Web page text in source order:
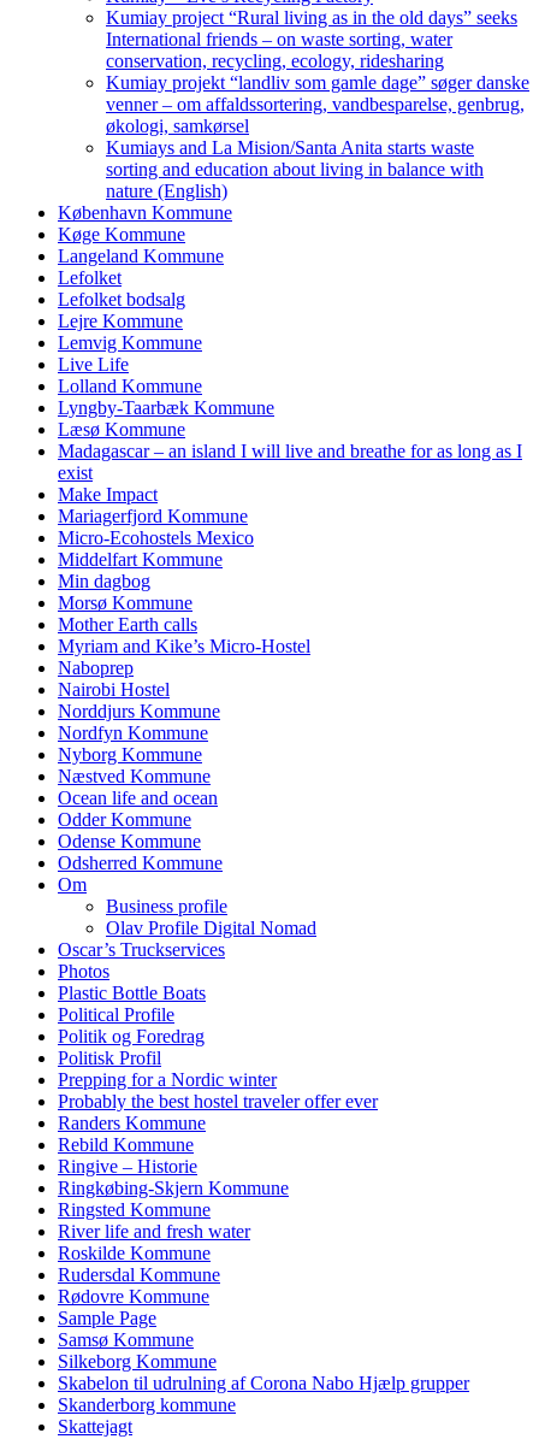
Kumiay project “Rural living as in the old days” seeks
International friends – on waste sorting, water
conservation, recycling, ecology, ridesharing
Kumiay projekt “landliv som gamle dage” søger danske
venner – om affaldssortering, vandbesparelse, genbrug,
økologi, samkørsel
Kumiays and La Mision/Santa Anita starts waste
sorting and education about living in balance with
nature (English)
København Kommune
Køge Kommune
Langeland Kommune
Lefolket
Lefolket bodsalg
Lejre Kommune
Lemvig Kommune
Live Life
Lolland Kommune
Lyngby-Taarbæk Kommune
Læsø Kommune
Madagascar – an island I will live and breathe for as long as I
exist
Make Impact
Mariagerfjord Kommune
Micro-Ecohostels Mexico
Middelfart Kommune
Min dagbog
Morsø Kommune
Mother Earth calls
Myriam and Kike’s Micro-Hostel
Naboprep
Nairobi Hostel
Norddjurs Kommune
Nordfyn Kommune
Nyborg Kommune
Næstved Kommune
Ocean life and ocean
Odder Kommune
Odense Kommune
Odsherred Kommune
Om
Business profile
Olav Profile Digital Nomad
Oscar’s Truckservices
Photos
Plastic Bottle Boats
Political Profile
Politik og Foredrag
Politisk Profil
Prepping for a Nordic winter
Probably the best hostel traveler offer ever
Randers Kommune
Rebild Kommune
Ringive – Historie
Ringkøbing-Skjern Kommune
Ringsted Kommune
River life and fresh water
Roskilde Kommune
Rudersdal Kommune
Rødovre Kommune
Sample Page
Samsø Kommune
Silkeborg Kommune
Skabelon til udrulning af Corona Nabo Hjælp grupper
Skanderborg kommune
Skattejagt